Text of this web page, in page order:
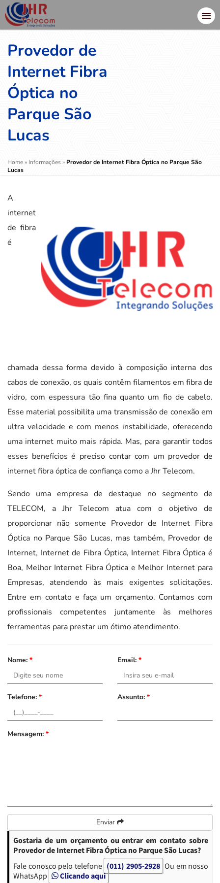
Provedor de
Internet Fibra
Óptica no
Parque São
Lucas
Home» Informações » Provedor de Internet Fibra Óptica no Parque São
Lucas
A
internet
de fibra
é
chamada dessa forma devido à composição interna dos
cabos de conexão, os quais contêm filamentos em fibra de
vidro, com espessura tão fina quanto um fio de cabelo.
Esse material possibilita uma transmissão de conexão em
ultra velocidade e com menos instabilidade, oferecendo
uma internet muito mais rápida. Mas, para garantir todos
esses benefícios é preciso contar com um provedor de
internet fibra óptica de confiança como a Jhr Telecom.
Sendo uma empresa de destaque no segmento de
TELECOM, a Jhr Telecom atua com o objetivo de
proporcionar não somente Provedor de Internet Fibra
Óptica no Parque São Lucas, mas também, Provedor de
Internet, Internet de Fibra Óptica, Internet Fibra Óptica é
Boa, Melhor Internet Fibra Óptica e Melhor Internet para
Empresas, atendendo às mais exigentes solicitações.
Entre em contato e faça um orçamento. Contamos com
profissionais competentes juntamente às melhores
ferramentas para prestar um ótimo atendimento.
Nome: * Email: *
Telefone: * Assunto: *
Mensagem: *
Enviar
Gostaria de um orçamento ou entrar em contato sobre
Provedor de Internet Fibra Óptica no Parque São Lucas?
Fale conosco pelo telefone (011) 2905-2928 Ou em nosso
WhatsApp
Clicando aqui